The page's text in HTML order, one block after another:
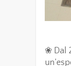
❀ Dal